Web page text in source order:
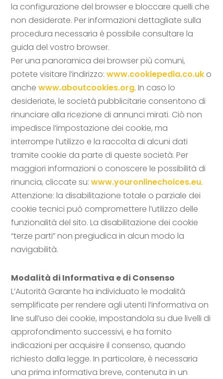
la configurazione del browser e bloccare quelli che
non desiderate. Per informazioni dettagliate sulla
procedura necessaria è possibile consultare la
guida del vostro browser.
Per una panoramica dei browser più comuni,
potete visitare l’indirizzo:www.cookiepedia.co.uk o
anchewww.aboutcookies.org. In caso lo
desideriate, le società pubblicitarie consentono di
rinunciare alla ricezione di annunci mirati. Ciò non
impedisce l’impostazione dei cookie, ma
interrompe l’utilizzo e la raccolta di alcuni dati
tramite cookie da parte di queste società. Per
maggiori informazioni o conoscere le possibilità di
rinuncia, cliccate su:www.youronlinechoices.eu.
Attenzione: la disabilitazione totale o parziale dei
cookie tecnici può compromettere l’utilizzo delle
funzionalità del sito. La disabilitazione dei cookie
“terze parti” non pregiudica in alcun modo la
navigabilità.
Modalità di Informativa e di Consenso
L’Autorità Garante ha individuato le modalità
semplificate per rendere agli utenti l’informativa on
line sull’uso dei cookie, impostandola su due livelli di
approfondimento successivi, e ha fornito
indicazioni per acquisire il consenso, quando
richiesto dalla legge. In particolare, è necessaria
una prima informativa breve, contenuta in un